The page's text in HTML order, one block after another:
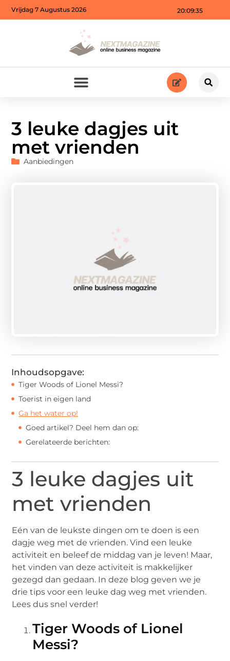
20:09:37
Vrijdag 7 Augustus 2026
3 leuke dagjes uit
met vrienden
Aanbiedingen
Inhoudsopgave:
Tiger Woods of Lionel Messi?
Toerist in eigen land
Ga het water op!
Goed artikel? Deel hem dan op:
Gerelateerde berichten:
3 leuke dagjes uit
met vrienden
Eén van de leukste dingen om te doen is een
dagje weg met de vrienden. Vind een leuke
activiteit en beleef de middag van je leven! Maar,
het vinden van deze activiteit is makkelijker
gezegd dan gedaan. In deze blog geven we je
drie tips voor een leuke dag weg met vrienden.
Lees dus snel verder!
Tiger Woods of Lionel
Messi?